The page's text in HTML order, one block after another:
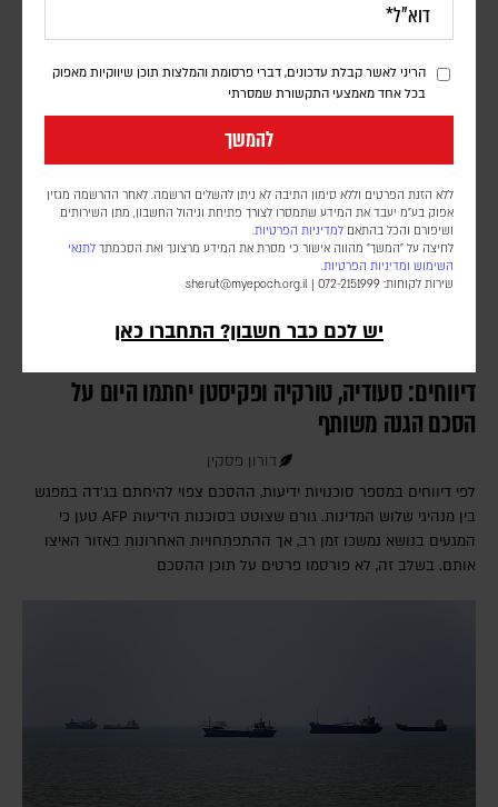
הריני לאשר קבלת עדכונים, דברי פרסומת והמלצות תוכן שיווקיות מאפוק
בכל אחד מאמצעי התקשורת שמסרתי
להמשך
ללא הזנת הפרטים וללא סימון התיבה לא ניתן להשלים הרשמה. לאחר ההרשמה מגזין
אפוק בע״מ יעבד את המידע שתמסרו לצורך פתיחת וניהול החשבון, מתן השירותים
ושיפורם והכל בהתאם למדיניות הפרטיות.
לחיצה על "המשך" מהווה אישור כי מסרת את המידע מרצונך ואת הסכמתך לתנאי
השימוש ומדיניות הפרטיות.
שירות לקוחות: 072-2151999 |
sherut@myepoch.org.il
יש לכם כבר חשבון? התחברו כאן
מספר החיילים ומועד פריסתם טרם פורסמו. הכוח הבין-לאומי עדיין לא
נפרס ברצועה, וממתין ליישום השלב השני וכניסת המנהלת הפלסטינית
שאמורה לנהל את הרצועה
דיווחים: סעודיה, טורקיה ופקיסטן יחתמו היום על
הסכם הגנה משותף
דורון פסקין
לפי דיווחים במספר סוכנויות ידיעות, ההסכם צפוי להיחתם בג'דה במפגש
בין מנהיגי שלוש המדינות. גורם שצוטט בסוכנות הידיעות AFP טען כי
המגעים בנושא נמשכו זמן רב, אך ההתפתחויות האחרונות באזור האיצו
אותם. בשלב זה, לא פורסמו פרטים על תוכן ההסכם